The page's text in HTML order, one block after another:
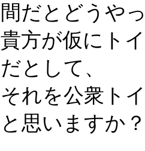
間だとどうや
貴方が仮にト
だとして、
それを公衆ト
と思いますか